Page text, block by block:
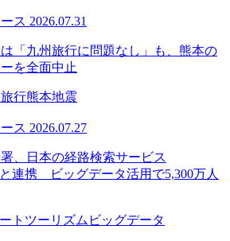
ス 2026.07.31
「九州旅行に問題なし」も、熊本の
を全面中止
行熊本地震
ス 2026.07.27
、日本の経路検索サービス
連携 ビッグデータ活用で5,300万人
トツーリズム ビッグデータ